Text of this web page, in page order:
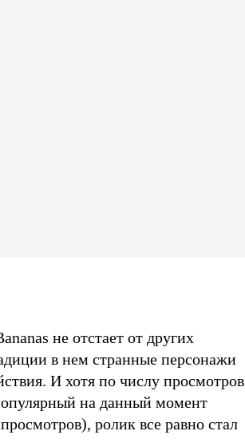
не отстает от других
в нем странные персонажи
И хотя по числу просмотров
на данный момент
ролик все равно стал